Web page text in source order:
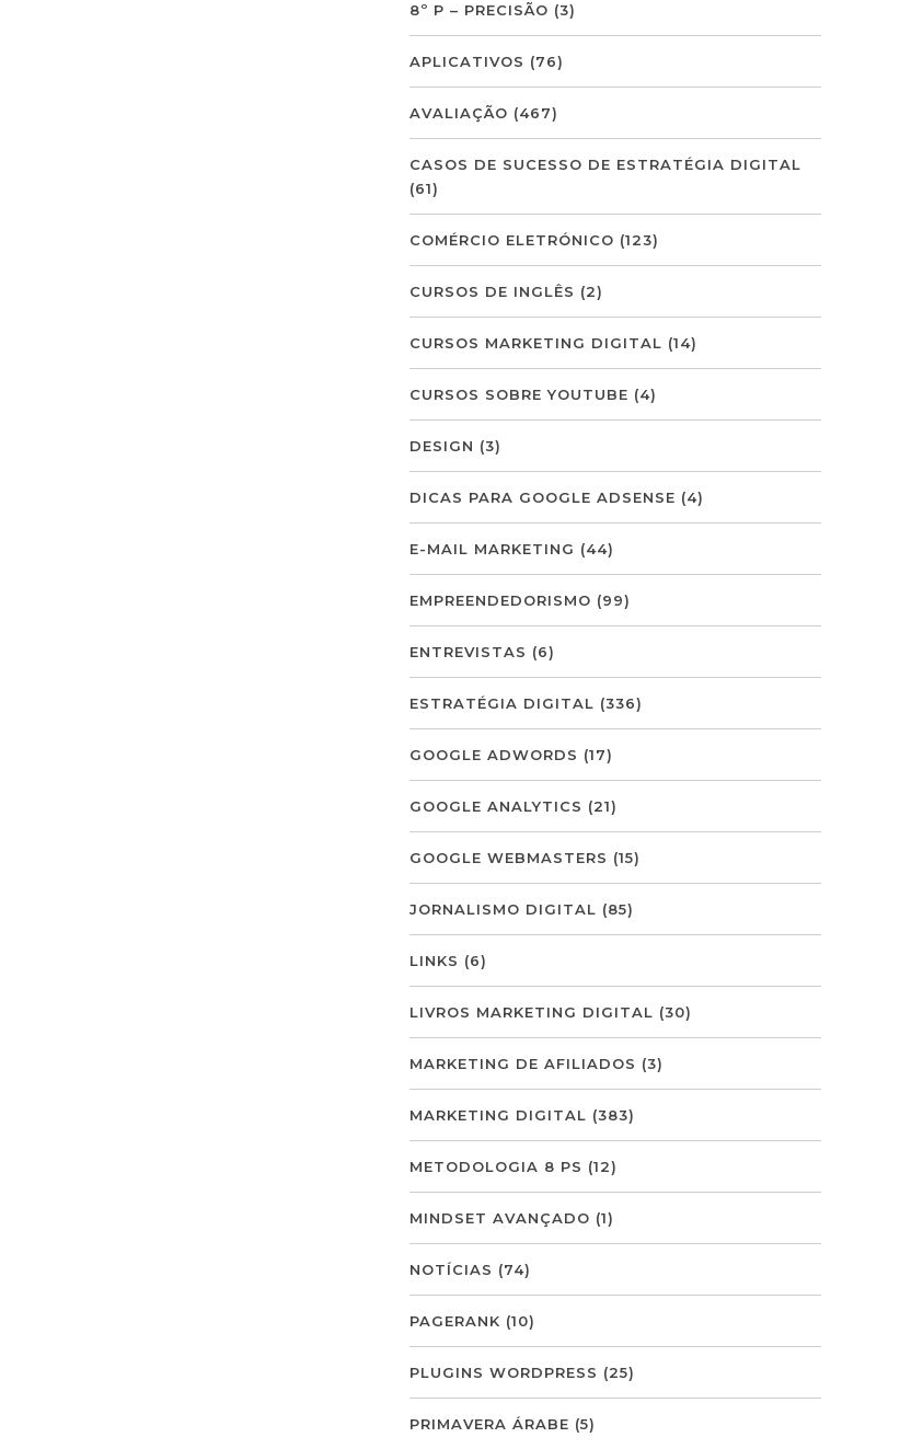
8º P – PRECISÃO (3)
APLICATIVOS (76)
AVALIAÇÃO (467)
CASOS DE SUCESSO DE ESTRATÉGIA DIGITAL
(61)
COMÉRCIO ELETRÓNICO (123)
CURSOS DE INGLÊS (2)
CURSOS MARKETING DIGITAL (14)
CURSOS SOBRE YOUTUBE (4)
DESIGN (3)
DICAS PARA GOOGLE ADSENSE (4)
E-MAIL MARKETING (44)
EMPREENDEDORISMO (99)
ENTREVISTAS (6)
ESTRATÉGIA DIGITAL (336)
GOOGLE ADWORDS (17)
GOOGLE ANALYTICS (21)
GOOGLE WEBMASTERS (15)
JORNALISMO DIGITAL (85)
LINKS (6)
LIVROS MARKETING DIGITAL (30)
MARKETING DE AFILIADOS (3)
MARKETING DIGITAL (383)
METODOLOGIA 8 PS (12)
MINDSET AVANÇADO (1)
NOTÍCIAS (74)
PAGERANK (10)
PLUGINS WORDPRESS (25)
PRIMAVERA ÁRABE (5)